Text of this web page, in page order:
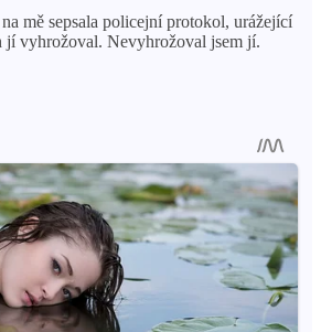
mě sepsala policejní protokol, urážející
jí vyhrožoval. Nevyhrožoval jsem jí.